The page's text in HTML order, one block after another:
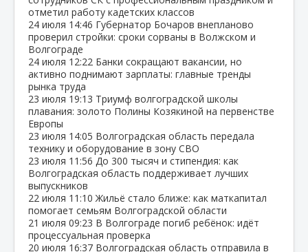
отметил работу кадетских классов
24 июля 14:46 Губернатор Бочаров внепланово
проверил стройки: сроки сорваны в Волжском и
Волгограде
24 июля 12:22 Банки сокращают вакансии, но
активно поднимают зарплаты: главные тренды
рынка труда
23 июля 19:13 Триумф волгоградской школы
плавания: золото Полины Козякиной на первенстве
Европы
23 июля 14:05 Волгоградская область передала
технику и оборудование в зону СВО
23 июля 11:56 До 300 тысяч и стипендия: как
Волгоградская область поддерживает лучших
выпускников
22 июля 11:10 Жильё стало ближе: как маткапитал
помогает семьям Волгоградской области
21 июля 09:23 В Волгограде погиб ребёнок: идёт
процессуальная проверка
20 июля 16:37 Волгоградская область отправила в